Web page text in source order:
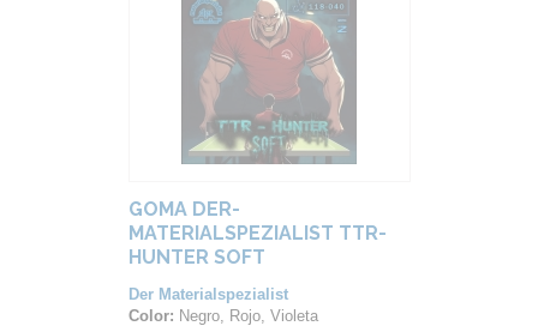
GOMA DER-
MATERIALSPEZIALIST TTR-
HUNTER SOFT
Der Materialspezialist
Color: Negro, Rojo, Violeta